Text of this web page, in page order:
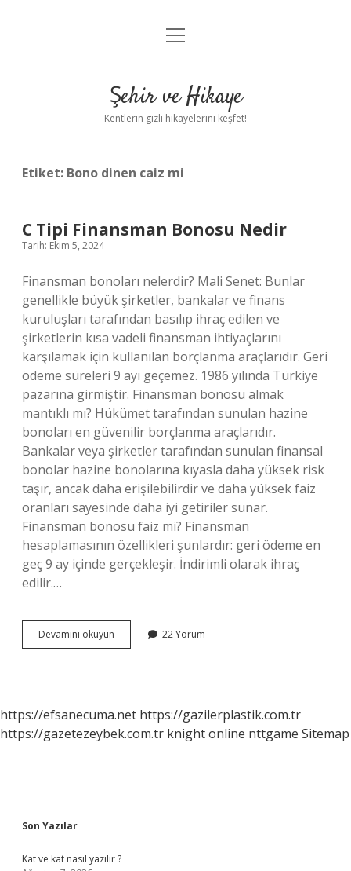
Anasayfa
Yasal Uyarı
menüyü
Şehir ve Hikaye
Kentlerin gizli hikayelerini keşfet!
Etiket: Bono dinen caiz mi
C Tipi Finansman Bonosu Nedir
Tarih: Ekim 5, 2024
Finansman bonoları nelerdir? Mali Senet: Bunlar
genellikle büyük şirketler, bankalar ve finans
kuruluşları tarafından basılıp ihraç edilen ve
şirketlerin kısa vadeli finansman ihtiyaçlarını
karşılamak için kullanılan borçlanma araçlarıdır. Geri
ödeme süreleri 9 ayı geçemez. 1986 yılında Türkiye
pazarına girmiştir. Finansman bonosu almak
mantıklı mı? Hükümet tarafından sunulan hazine
bonoları en güvenilir borçlanma araçlarıdır.
Bankalar veya şirketler tarafından sunulan finansal
bonolar hazine bonolarına kıyasla daha yüksek risk
taşır, ancak daha erişilebilirdir ve daha yüksek faiz
oranları sayesinde daha iyi getiriler sunar.
Finansman bonosu faiz mi? Finansman
hesaplamasının özellikleri şunlardır: geri ödeme en
geç 9 ay içinde gerçekleşir. İndirimli olarak ihraç
edilir.…
Devamını okuyun
Tipi
22 Yorum
https://efsanecuma.net https://gazilerplastik.com.tr
https://gazetezeybek.com.tr knight online nttgame Sitemap
Sidebar
Son Yazılar
Kat ve kat nasıl yazılır ?